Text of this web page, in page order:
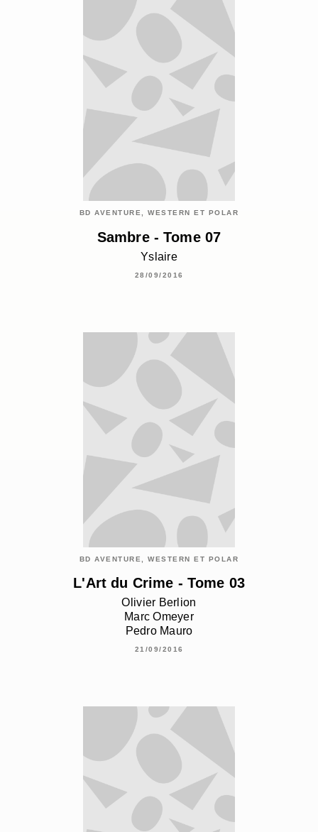
BD AVENTURE, WESTERN ET POLAR
Sambre - Tome 07
Yslaire
28/09/2016
BD AVENTURE, WESTERN ET POLAR
L'Art du Crime - Tome 03
Olivier Berlion
Marc Omeyer
Pedro Mauro
21/09/2016